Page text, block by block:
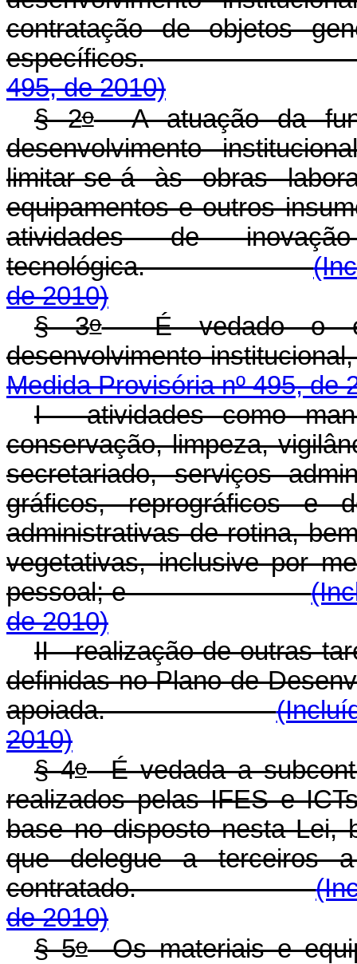
contratação de objetos
495, de 2010)
§ 2oA atuação da
desenvolvimento
limitar-se-á às obras
equipamentos e outros
atividades de
tecnológica.
de 2010)
§ 3oÉ vedado o
desenvolvimento
Medida Provisória nº 495, de
I - atividades como
conservação, limpeza,
secretariado, serviços
gráficos, reprográficos e
administrativas de rotina,
vegetativas, inclusive por
pessoal; e
de 2010)
II - realização de outras
definidas no Plano de
apoiada.
2010)
§ 4oÉ vedada a
realizados pelas IFES e
base no disposto nesta Lei,
que delegue a terceiros
contratado.
de 2010)
§ 5oOs materiais e